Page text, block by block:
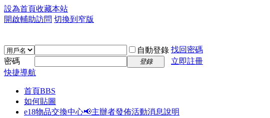
設為首頁收藏本站
開啟輔助訪問 切換到窄版
自動登錄 找回密碼
密碼
登錄
立即註冊
快捷導航
首頁BBS
如何貼圖
e18物品交換中心📢主辦者發佈活動消息說明